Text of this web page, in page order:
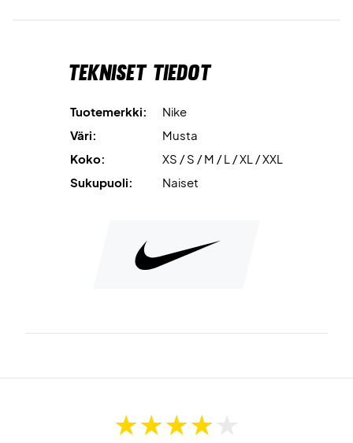
Tekniset tiedot
Tuotemerkki:
Nike
Väri:
Musta
Koko:
XS / S / M / L / XL / XXL
Sukupuoli:
Naiset